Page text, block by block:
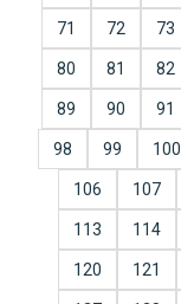
71 72 73
80 81 82
89 90 91
98 99 100
106 107
113 114
120 121